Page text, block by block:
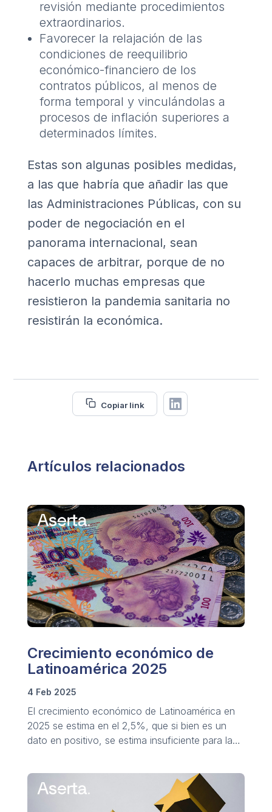
revisión mediante procedimientos
extraordinarios.
Favorecer la relajación de las
condiciones de reequilibrio
económico-financiero de los
contratos públicos, al menos de
forma temporal y vinculándolas a
procesos de inflación superiores a
determinados límites.
Estas son algunas posibles medidas,
a las que habría que añadir las que
las Administraciones Públicas, con su
poder de negociación en el
panorama internacional, sean
capaces de arbitrar, porque de no
hacerlo muchas empresas que
resistieron la pandemia sanitaria no
resistirán la económica.
Copiar link
Artículos relacionados
Crecimiento económico de
Latinoamérica 2025
4 Feb 2025
El crecimiento económico de Latinoamérica en
2025 se estima en el 2,5%, que si bien es un
dato en positivo, se estima insuficiente para la